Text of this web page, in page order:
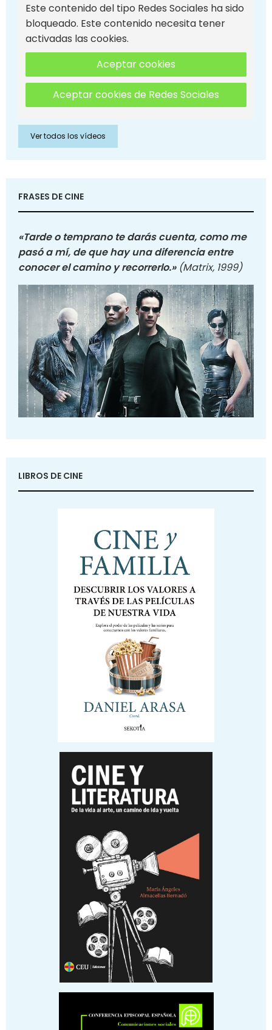
Este contenido del tipo Redes Sociales ha sido
bloqueado. Este contenido necesita tener
activadas las cookies.
Aceptar cookies
Aceptar cookies de Redes Sociales
Ver todos los vídeos
FRASES DE CINE
«Tarde o temprano te darás cuenta, como me
pasó a mí, de que hay una diferencia entre
conocer el camino y recorrerlo.» (Matrix, 1999)
LIBROS DE CINE